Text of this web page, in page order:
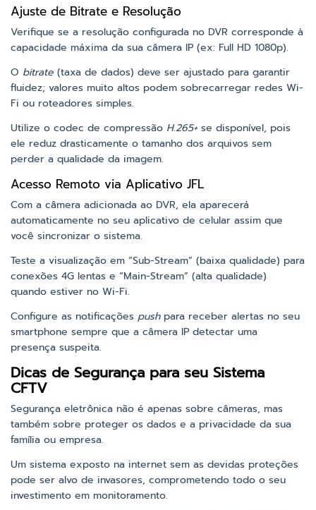
Ajuste de Bitrate e Resolução
Verifique se a resolução configurada no DVR corresponde à
capacidade máxima da sua câmera IP (ex: Full HD 1080p).
O bitrate (taxa de dados) deve ser ajustado para garantir
fluidez; valores muito altos podem sobrecarregar redes Wi-
Fi ou roteadores simples.
Utilize o codec de compressão H.265+se disponível, pois
ele reduz drasticamente o tamanho dos arquivos sem
perder a qualidade da imagem.
Acesso Remoto via Aplicativo JFL
Com a câmera adicionada ao DVR, ela aparecerá
automaticamente no seu aplicativo de celular assim que
você sincronizar o sistema.
Teste a visualização em “Sub-Stream” (baixa qualidade) para
conexões 4G lentas e “Main-Stream” (alta qualidade)
quando estiver no Wi-Fi.
Configure as notificações pushpara receber alertas no seu
smartphone sempre que a câmera IP detectar uma
presença suspeita.
Dicas de Segurança para seu Sistema
CFTV
Segurança eletrônica não é apenas sobre câmeras, mas
também sobre proteger os dados e a privacidade da sua
família ou empresa.
Um sistema exposto na internet sem as devidas proteções
pode ser alvo de invasores, comprometendo todo o seu
investimento em monitoramento.